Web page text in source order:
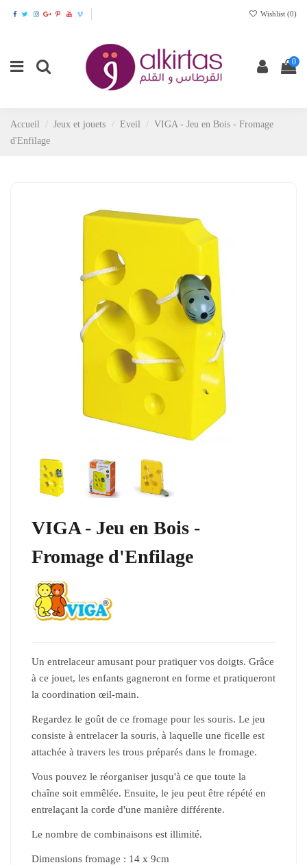
Wishlist (0)
0
Accueil Jeux et jouets Eveil
VIGA - Jeu en Bois - Fromage
d'Enfilage
VIGA - Jeu en Bois -
Fromage d'Enfilage
Un entrelaceur amusant pour pratiquer vos doigts. Grâce
à ce jouet, les enfants gagneront en forme et pratiqueront
la coordination œil-main.
Regardez le goût de ce fromage pour les souris. Le jeu
consiste à entrelacer la souris, à laquelle une ficelle est
attachée à travers les trous préparés dans le fromage.
Vous pouvez le réorganiser jusqu'à ce que toute la
chaîne soit emmêlée. Ensuite, le jeu peut être répété en
entrelaçant la corde d'une manière différente.
Le nombre de combinaisons est illimité.
Dimensions fromage : 14 x 9cm